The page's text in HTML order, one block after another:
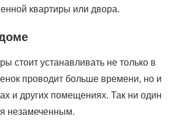
квартиры или двора.
стоит устанавливать не только в
проводит больше времени, но и
и других помещениях. Так ни один
незамеченным.